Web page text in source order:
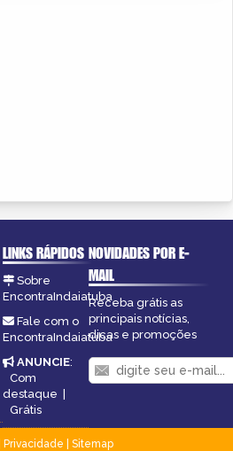
LINKS RÁPIDOS
Sobre
EncontraIndaiatuba
Fale com o
EncontraIndaiatuba
ANUNCIE:
Com
destaque |
Grátis
NOVIDADES POR E-
MAIL
Receba grátis as
principais notícias,
dicas e promoções
Privacidade
Sitemap